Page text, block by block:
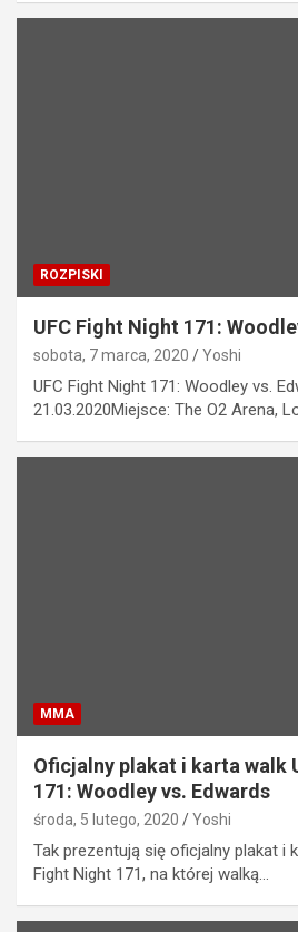
ROZPISKI
UFC Fight Night 171:
sobota, 7 marca, 2020 Yoshi
UFC Fight Night 171: Woodley vs.
21.03.2020Miejsce: The O2 Arena,
MMA
Oficjalny plakat i karta walk
171: Woodley vs. Edwards
środa, 5 lutego, 2020 Yoshi
Tak prezentują się oficjalny plakat i
Fight Night 171, na której walką…